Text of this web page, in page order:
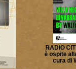
RADIO
è ospite
cura di